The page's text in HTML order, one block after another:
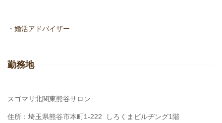
・婚活アドバイザー
勤務地
スゴマリ北関東熊谷サロン
住所：埼玉県熊谷市本町1-222 しろくまビルヂング1階